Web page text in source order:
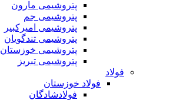
پتروشیمی مارون
پتروشیمی جم
پتروشیمی امیرکبیر
پتروشیمی تندگویان
پتروشیمی خوزستان
پتروشیمی تبریز
فولاد
فولاد خوزستان
فولادشادگان